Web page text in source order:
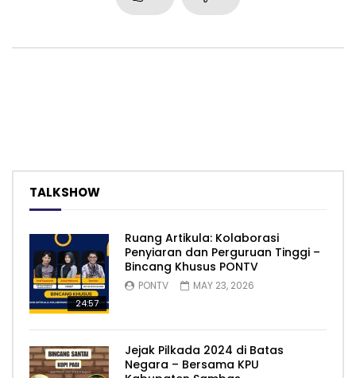
TALKSHOW
24:57
Ruang Artikula: Kolaborasi
Penyiaran dan Perguruan Tinggi –
Bincang Khusus PONTV
PONTV MAY 23, 2026
Jejak Pilkada 2024 di Batas
Negara – Bersama KPU